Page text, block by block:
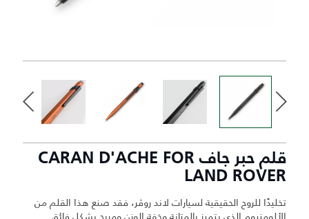
قلم حبر جاف CARAN D'ACHE FOR
LAND ROVER
تخليدًا للروح الحقيقية لسيارات لاند روڤر، فقد صنع هذا القلم من